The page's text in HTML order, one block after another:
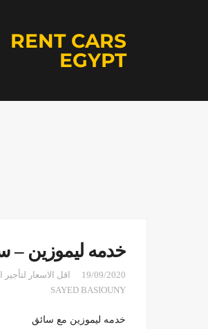
RENT CARS
EGYPT
خدمه ليموزين –
19/09/2020 اقل الاسعار
SAYED BASIOUNY
خدمه ليموزين مع سائق